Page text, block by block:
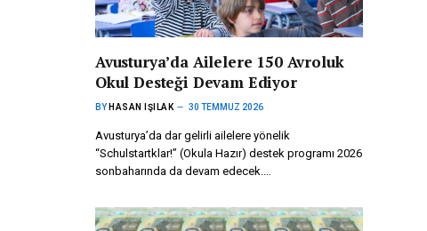
Avusturya’da Ailelere 150 Avroluk
Okul Desteği Devam Ediyor
BY HASAN IŞILAK 30 TEMMUZ 2026
Avusturya’da dar gelirli ailelere yönelik
“Schulstartklar!” (Okula Hazır) destek programı 2026
sonbaharında da devam edecek.…